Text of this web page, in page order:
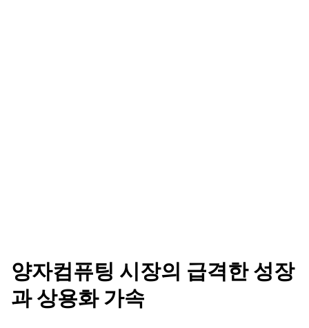
양자컴퓨팅 시장의 급격한 성장
과 상용화 가속